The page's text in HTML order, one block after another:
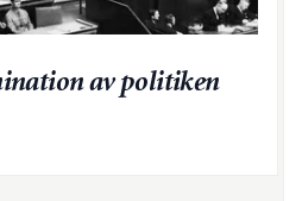
av politiken